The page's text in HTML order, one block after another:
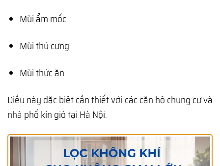
Mùi ẩm mốc
Mùi thú cưng
Mùi thức ăn
Điều này đặc biệt cần thiết với các căn hộ chung cư và
nhà phố kín gió tại Hà Nội.